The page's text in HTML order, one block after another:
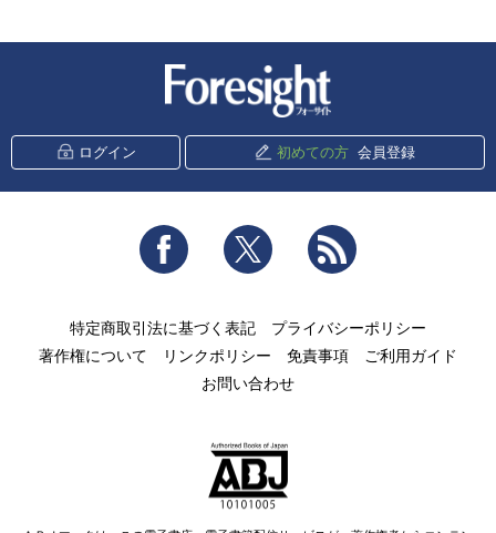
ログイン 初めての方 会員登録
Facebook Twitter
特定商取引法に基づく表記
プライバシーポリシー
著作権について
リンクポリシー 免責事項
ご利用ガイド
お問い合わせ